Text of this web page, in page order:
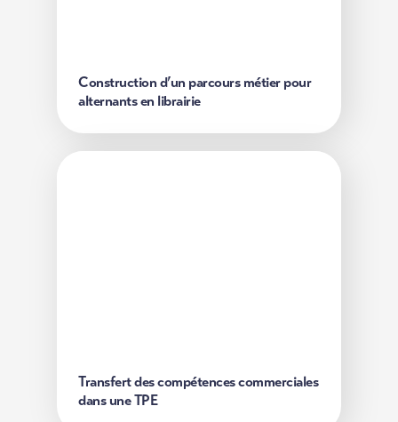
Construction d’un parcours métier pour
alternants en librairie
Transfert des compétences commerciales
dans une TPE